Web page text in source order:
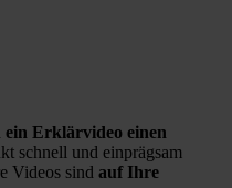
Erklärvideo einen
schnell und einprägsam
Videos sind auf Ihre